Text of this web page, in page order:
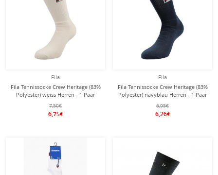
Fila
Fila Tennissocke Crew Heritage (83%
Polyester) weiss Herren - 1 Paar
7,50€
6,75€
Fila
Fila Tennissocke Crew Heritage (83%
Polyester) navyblau Herren - 1 Paar
6,95€
6,26€